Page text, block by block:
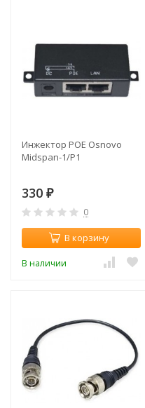
Инжектор POE Osnovo
Midspan-1/P1
330 ₽
0
В корзину
В наличии